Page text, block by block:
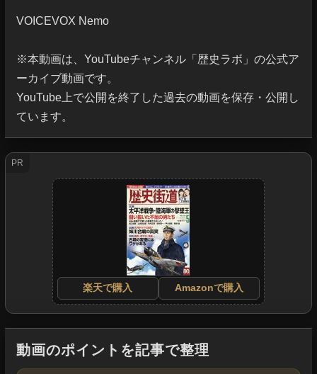
VOICEVOX Nemo
※本動画は、YouTubeチャンネル「歴史ラボ」の公式ア
ーカイブ動画です。
YouTube上で公開を終了した過去の動画を保存・公開し
ています。
PR
楽天で購入 Amazonで購入
動画のポイントを記事で整理